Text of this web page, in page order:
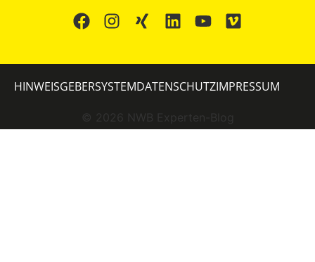
© 2026 NWB Experten-Blog
HINWEISGEBERSYSTEMDATENSCHUTZIMPRESSUM